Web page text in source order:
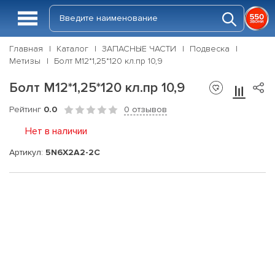
Главная Каталог ЗАПАСНЫЕ ЧАСТИ
Подвеска
Метизы
Болт М12*1,25*120 кл.пр 10,9
Болт М12*1,25*120 кл.пр 10,9
Рейтинг 0.0 0 отзывов
Нет в наличии
Артикул: 5N6X2A2-2C